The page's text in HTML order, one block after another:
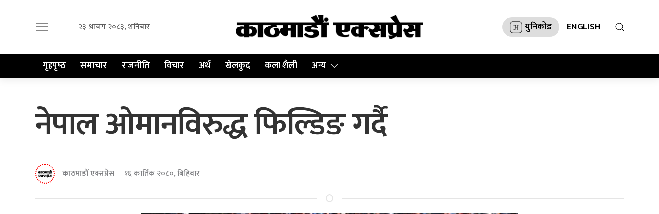
२३ श्रावण २०८३, शनिबार युनिकोड ENGLISH
गृहपृष्‍ठ समाचार राजनीति विचार अर्थ खेलकुद कला शैली अन्य
नेपाल ओमानविरुद्ध फिल्डिङ गर्दै
काठमाडौं एक्सप्रेस १६ कार्तिक २०८०, बिहिबार